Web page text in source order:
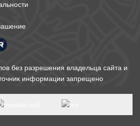
без разрешения владельца сайта и
информации запрещено